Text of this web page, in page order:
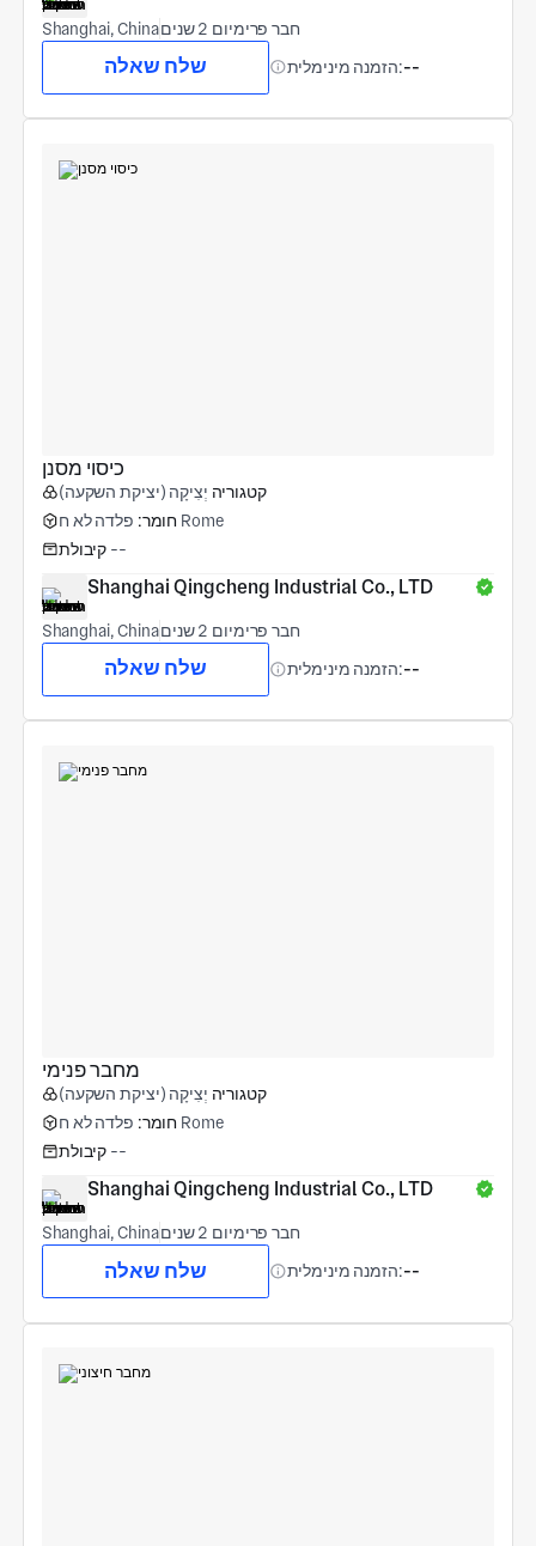
Shanghai, China חבר פרימיום 2 שנים
שלח שאלה הזמנה מינימלית:--
כיסוי מסנן
קטגוריה יְצִיקָה (יציקת השקעה)
חומר: פלדה לא ח Rome
קיבולת --
Shanghai Qingcheng Industrial Co., LTD
Shanghai, China חבר פרימיום 2 שנים
שלח שאלה הזמנה מינימלית:--
מחבר פנימי
קטגוריה יְצִיקָה (יציקת השקעה)
חומר: פלדה לא ח Rome
קיבולת --
Shanghai Qingcheng Industrial Co., LTD
Shanghai, China חבר פרימיום 2 שנים
שלח שאלה הזמנה מינימלית:--